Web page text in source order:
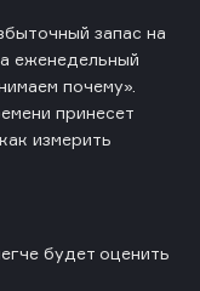
запас на
еженедельный
почему».
принесет
измерить
будет оценить